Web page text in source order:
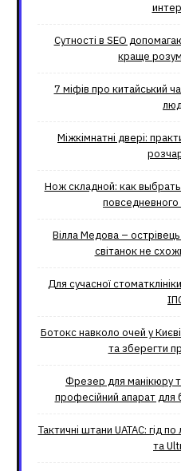
Сутності в SEO
краще
7 міфів про китайський
Міжкімнатні двері:
Нож складной: как
повседневного
Вілла Медова –
світанок не
Для сучасної
Ботокс навколо очей у
та зберегти
Фрезер для манікюру
професійний апарат для
Тактичні штани UATAC: гід
та